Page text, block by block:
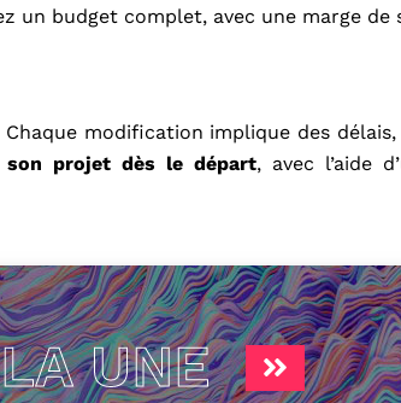
un budget complet, avec une marge de
modification implique des
son projet dès le départ, avec l’aide
UNE